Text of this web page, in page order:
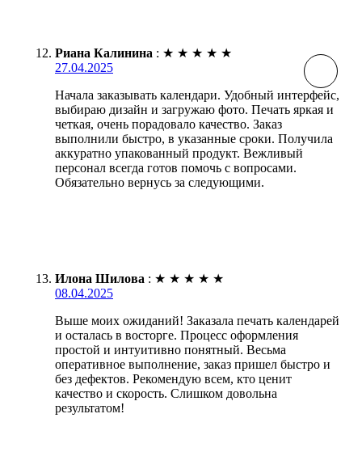
Риана Калинина : ★ ★ ★ ★ ★
27.04.2025
Начала заказывать календари. Удобный интерфейс,
выбираю дизайн и загружаю фото. Печать яркая и
четкая, очень порадовало качество. Заказ
выполнили быстро, в указанные сроки. Получила
аккуратно упакованный продукт. Вежливый
персонал всегда готов помочь с вопросами.
Обязательно вернусь за следующими.
Илона Шилова : ★ ★ ★ ★ ★
08.04.2025
Выше моих ожиданий! Заказала печать календарей
и осталась в восторге. Процесс оформления
простой и интуитивно понятный. Весьма
оперативное выполнение, заказ пришел быстро и
без дефектов. Рекомендую всем, кто ценит
качество и скорость. Слишком довольна
результатом!